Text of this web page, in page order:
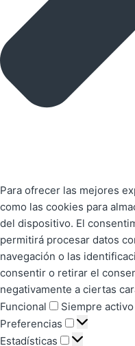
Para ofrecer las mejores
como las cookies para
del dispositivo. El
permitirá procesar datos
navegación o las
consentir o retirar el
negativamente a ciertas
Funcional
Siempre activo
Preferencias
Estadísticas